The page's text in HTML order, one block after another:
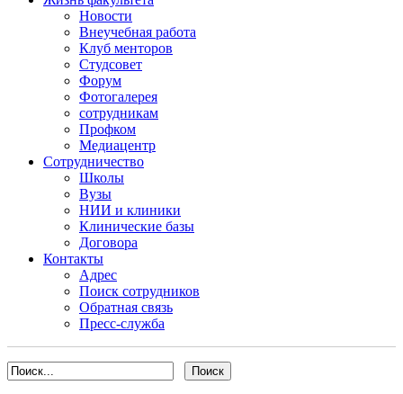
Новости
Внеучебная работа
Клуб менторов
Студсовет
Форум
Фотогалерея
сотрудникам
Профком
Медиацентр
Сотрудничество
Школы
Вузы
НИИ и клиники
Клинические базы
Договора
Контакты
Адрес
Поиск сотрудников
Обратная связь
Пресс-служба